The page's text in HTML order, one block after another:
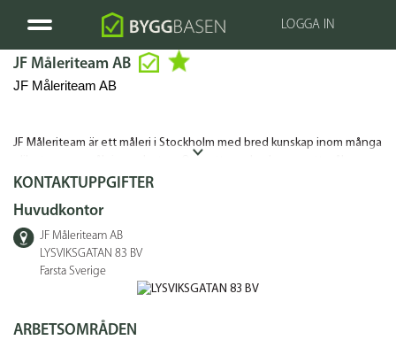
LOGGA IN
JF Måleriteam AB
JF Måleriteam AB
JF Måleriteam är ett måleri i Stockholm med bred kunskap inom många
fasaden eller om det är ett rum som ska målas om så fixar vi det. Om
att själva målningen blir så bra som möjligt. Vi kan även hjälpa dig med
tapetsering vid behov eller om du planerar att göra en fondvägg.
KONTAKTUPPGIFTER
Huvudkontor
JF Måleriteam AB
LYSVIKSGATAN 83 BV
Farsta Sverige
ARBETSOMRÅDEN